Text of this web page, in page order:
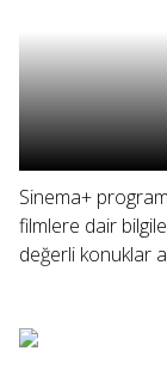
Sinema+
filmlere dair
değerli konuklar